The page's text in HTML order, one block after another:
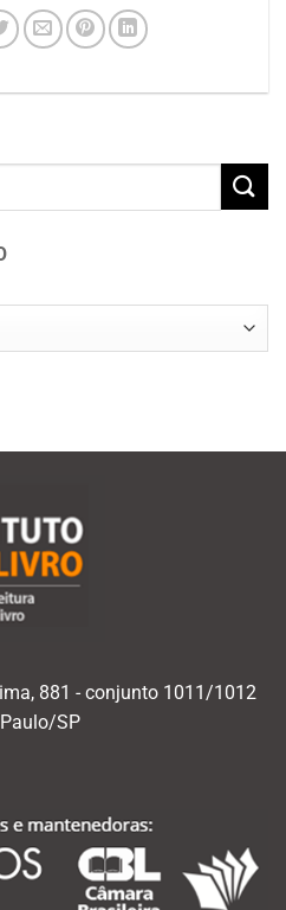
881 - conjunto 1011/1012
SP